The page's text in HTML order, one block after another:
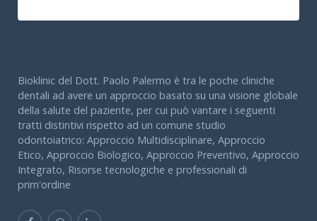
Bioklinic del Dott. Paolo Palermo è tra le poche cliniche
dentali ad avere un approccio basato su una visione globale
della salute del paziente, per cui può vantare i seguenti
tratti distintivi rispetto ad un comune studio
odontoiatrico: Approccio Multidisciplinare, Approccio
Etico, Approccio Biologico, Approccio Preventivo, Approccio
Integrato, Risorse tecnologiche e professionali di
prim'ordine